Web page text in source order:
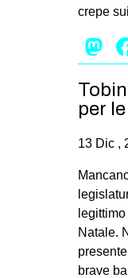
crepe
per
13 Dic ,
Natale.
brave